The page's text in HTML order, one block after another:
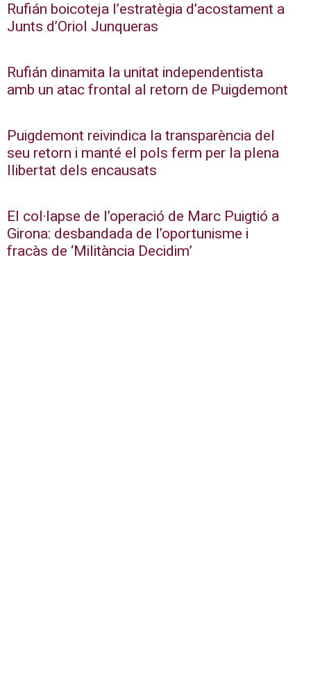
Rufián boicoteja l’estratègia d’acostament a
Junts d’Oriol Junqueras
Rufián dinamita la unitat independentista
amb un atac frontal al retorn de Puigdemont
Puigdemont reivindica la transparència del
seu retorn i manté el pols ferm per la plena
llibertat dels encausats
El col·lapse de l’operació de Marc Puigtió a
Girona: desbandada de l’oportunisme i
fracàs de ‘Militància Decidim’